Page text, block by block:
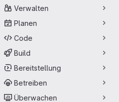
Verwalten
Planen
Code
Build
Bereitstellung
Betreiben
Überwachen